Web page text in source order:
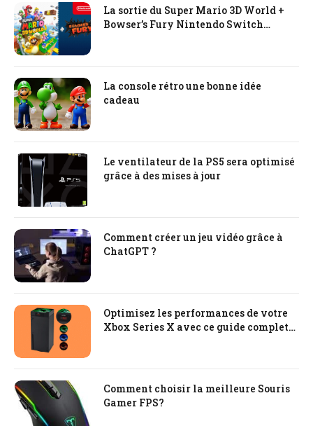
La sortie du Super Mario 3D World +
Bowser’s Fury Nintendo Switch
La console rétro une bonne idée
cadeau
Le ventilateur de la PS5 sera optimisé
grâce à des mises à jour
Comment créer un jeu vidéo grâce à
ChatGPT ?
Optimisez les performances de votre
Xbox Series X avec ce guide complet
Comment choisir la meilleure Souris
Gamer FPS?